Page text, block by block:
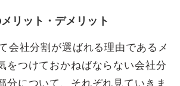
リット・デメリット
会社分割が選ばれる理由であるメ
をつけておかねばならない会社分
分について、それぞれ見ていきま